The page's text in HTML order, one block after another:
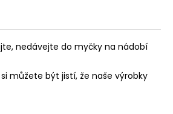
nedávejte do myčky na nádobí
můžete být jistí, že naše výrobky